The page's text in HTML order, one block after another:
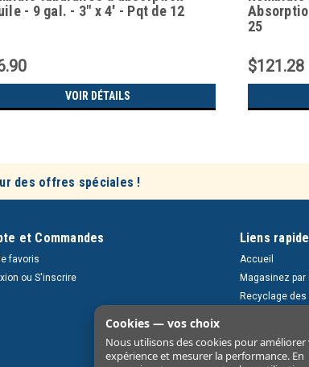
- 9 gal. - 3" x 4' - Pqt de 12
VOIR DÉTAILS
25
$121.28
des offres spéciales !
et Commandes
favoris
ou S'inscrire
Liens
Accueil
Magasinez par
Recyclage
Nous contacter
Cookies — vos choix
Nous utilisons des cookies pour
expérience et mesurer la performance. En